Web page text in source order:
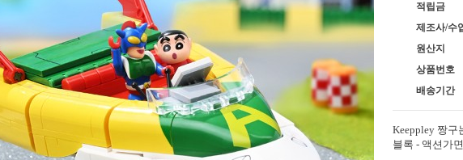
적립금
제조사/수
원산지
상품번호
배송기간
Keeppley 짱구
블록 - 액션가